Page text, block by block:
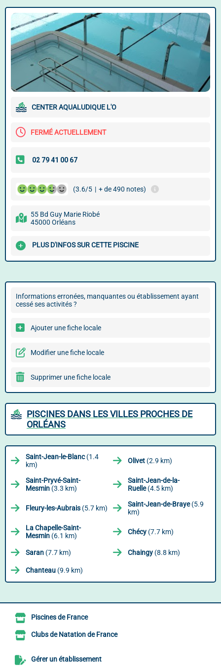
CENTER AQUALUDIQUE L'O
FERMÉ ACTUELLEMENT
(3.6/5 | + de 490 notes)
55 Bd Guy Marie Riobé
45000 Orléans
PLUS D'INFOS SUR CETTE PISCINE
Informations erronées, manquantes ou établissement ayant
cessé ses activités ?
Ajouter une fiche locale
Modifier une fiche locale
Supprimer une fiche locale
PISCINES DANS LES VILLES PROCHES DE
ORLÉANS
Saint-Jean-le-Blanc(1.4
km)
Olivet (2.9 km)
Saint-Pryvé-Saint-
Mesmin (3.3 km)
Saint-Jean-de-la-
Ruelle(4.5 km)
Fleury-les-Aubrais (5.7 km) Saint-Jean-de-Braye(5.9
km)
La Chapelle-Saint-
Mesmin (6.1 km) Chécy (7.7 km)
Saran (7.7 km) Chaingy (8.8 km)
Chanteau (9.9 km)
Piscines de France
Clubs de Natation de France
Gérer un établissement